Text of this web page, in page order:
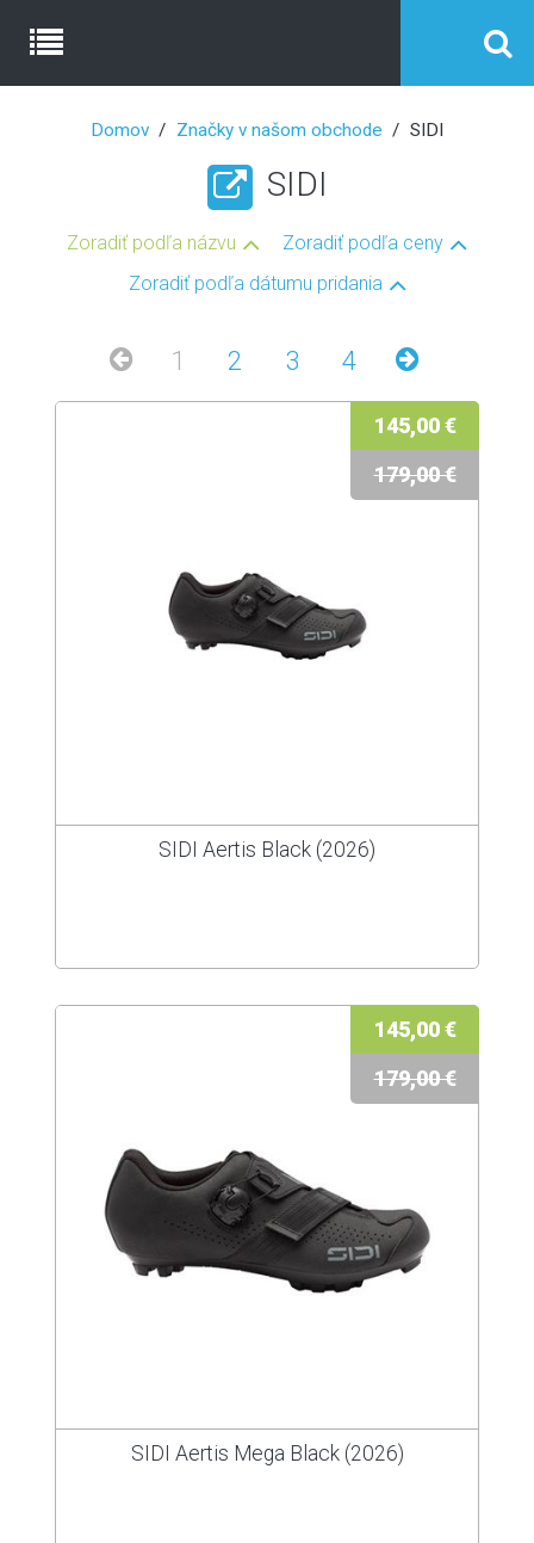
Domov Značky v našom obchode SIDI
SIDI
Zoradiť podľa názvu
Zoradiť podľa ceny
Zoradiť podľa dátumu pridania
1 2 3 4
145,00 €
179,00 €
SIDI Aertis Black (2026)
145,00 €
179,00 €
SIDI Aertis Mega Black (2026)